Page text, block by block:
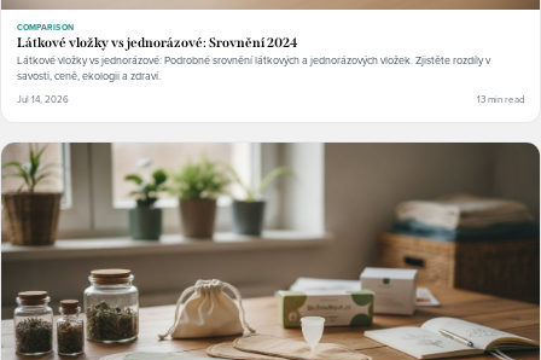
COMPARISON
Látkové vložky vs jednorázové: Srovnění 2024
Látkové vložky vs jednorázové: Podrobné srovnění látkových a jednorázových vložek. Zjistěte rozdíly v
savosti, ceně, ekologii a zdraví.
Jul 14, 2026 13 min read